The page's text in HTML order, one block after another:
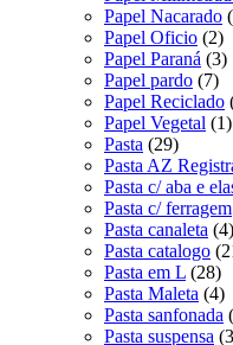
Papel Nacarado
Papel Oficio (2)
Papel Paraná (3)
Papel pardo (7)
Papel Reciclado
Papel Vegetal (1)
Pasta (29)
Pasta AZ
Pasta c/ aba e
Pasta c/ ferragem
Pasta canaleta (4)
Pasta catalogo
Pasta em L (28)
Pasta Maleta (4)
Pasta sanfonada
Pasta suspensa